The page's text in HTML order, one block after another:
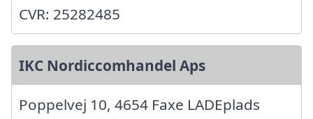
CVR: 25282485
IKC Nordiccomhandel Aps
Poppelvej 10, 4654 Faxe LADEplads